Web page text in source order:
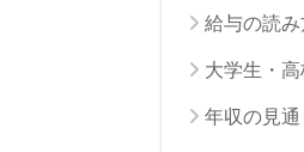
給与の読み
大学生・
年収の見